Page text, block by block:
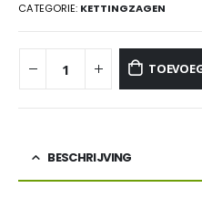
CATEGORIE: KETTINGZAGEN
BESCHRIJVING